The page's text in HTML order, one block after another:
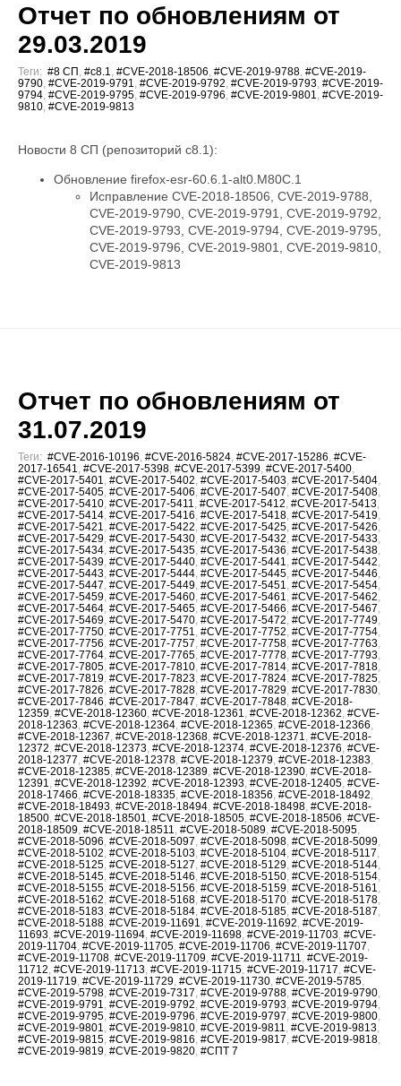
Отчет по обновлениям от
29.03.2019
Теги: #8 СП #c8.1 #CVE-2018-18506 #CVE-2019-9788 #CVE-2019-
9790 #CVE-2019-9791 #CVE-2019-9792 #CVE-2019-9793 #CVE-2019-
9794 #CVE-2019-9795 #CVE-2019-9796 #CVE-2019-9801
#CVE-2019-
9810 #CVE-2019-9813
Новости 8 СП (репозиторий c8.1):
Обновление firefox-esr-60.6.1-alt0.M80C.1
Исправление CVE-2018-18506, CVE-2019-9788,
CVE-2019-9790, CVE-2019-9791, CVE-2019-9792,
CVE-2019-9793, CVE-2019-9794, CVE-2019-9795,
CVE-2019-9796, CVE-2019-9801, CVE-2019-9810,
CVE-2019-9813
Отчет по обновлениям от
31.07.2019
Теги: #CVE-2016-10196, #CVE-2016-5824, #CVE-2017-15286, #CVE-
2017-16541, #CVE-2017-5398, #CVE-2017-5399, #CVE-2017-5400,
#CVE-2017-5401, #CVE-2017-5402, #CVE-2017-5403, #CVE-2017-5404,
#CVE-2017-5405, #CVE-2017-5406, #CVE-2017-5407, #CVE-2017-5408,
#CVE-2017-5410, #CVE-2017-5411, #CVE-2017-5412, #CVE-2017-5413,
#CVE-2017-5414, #CVE-2017-5416, #CVE-2017-5418, #CVE-2017-5419,
#CVE-2017-5421, #CVE-2017-5422, #CVE-2017-5425, #CVE-2017-5426,
#CVE-2017-5429, #CVE-2017-5430, #CVE-2017-5432, #CVE-2017-5433,
#CVE-2017-5434, #CVE-2017-5435, #CVE-2017-5436, #CVE-2017-5438,
#CVE-2017-5439, #CVE-2017-5440, #CVE-2017-5441, #CVE-2017-5442,
#CVE-2017-5443, #CVE-2017-5444, #CVE-2017-5445, #CVE-2017-5446,
#CVE-2017-5447, #CVE-2017-5449, #CVE-2017-5451, #CVE-2017-5454,
#CVE-2017-5459, #CVE-2017-5460, #CVE-2017-5461, #CVE-2017-5462,
#CVE-2017-5464, #CVE-2017-5465, #CVE-2017-5466, #CVE-2017-5467,
#CVE-2017-5469, #CVE-2017-5470, #CVE-2017-5472, #CVE-2017-7749,
#CVE-2017-7750, #CVE-2017-7751, #CVE-2017-7752, #CVE-2017-7754,
#CVE-2017-7756, #CVE-2017-7757, #CVE-2017-7758, #CVE-2017-7763,
#CVE-2017-7764, #CVE-2017-7765, #CVE-2017-7778, #CVE-2017-7793,
#CVE-2017-7805, #CVE-2017-7810, #CVE-2017-7814, #CVE-2017-7818,
#CVE-2017-7819, #CVE-2017-7823, #CVE-2017-7824, #CVE-2017-7825,
#CVE-2017-7826, #CVE-2017-7828, #CVE-2017-7829, #CVE-2017-7830,
#CVE-2017-7846, #CVE-2017-7847, #CVE-2017-7848, #CVE-2018-
12359, #CVE-2018-12360, #CVE-2018-12361, #CVE-2018-12362, #CVE-
2018-12363, #CVE-2018-12364, #CVE-2018-12365, #CVE-2018-12366,
#CVE-2018-12367, #CVE-2018-12368, #CVE-2018-12371, #CVE-2018-
12372, #CVE-2018-12373, #CVE-2018-12374, #CVE-2018-12376, #CVE-
2018-12377, #CVE-2018-12378, #CVE-2018-12379, #CVE-2018-12383,
#CVE-2018-12385, #CVE-2018-12389, #CVE-2018-12390, #CVE-2018-
12391, #CVE-2018-12392, #CVE-2018-12393, #CVE-2018-12405, #CVE-
2018-17466, #CVE-2018-18335, #CVE-2018-18356, #CVE-2018-18492,
#CVE-2018-18493, #CVE-2018-18494, #CVE-2018-18498, #CVE-2018-
18500, #CVE-2018-18501, #CVE-2018-18505, #CVE-2018-18506, #CVE-
2018-18509, #CVE-2018-18511, #CVE-2018-5089, #CVE-2018-5095,
#CVE-2018-5096, #CVE-2018-5097, #CVE-2018-5098, #CVE-2018-5099,
#CVE-2018-5102, #CVE-2018-5103, #CVE-2018-5104, #CVE-2018-5117,
#CVE-2018-5125, #CVE-2018-5127, #CVE-2018-5129, #CVE-2018-5144,
#CVE-2018-5145, #CVE-2018-5146, #CVE-2018-5150, #CVE-2018-5154,
#CVE-2018-5155, #CVE-2018-5156, #CVE-2018-5159, #CVE-2018-5161,
#CVE-2018-5162, #CVE-2018-5168, #CVE-2018-5170, #CVE-2018-5178,
#CVE-2018-5183, #CVE-2018-5184, #CVE-2018-5185, #CVE-2018-5187,
#CVE-2018-5188, #CVE-2019-11691, #CVE-2019-11692, #CVE-2019-
11693, #CVE-2019-11694, #CVE-2019-11698, #CVE-2019-11703, #CVE-
2019-11704, #CVE-2019-11705, #CVE-2019-11706, #CVE-2019-11707,
#CVE-2019-11708, #CVE-2019-11709, #CVE-2019-11711, #CVE-2019-
11712, #CVE-2019-11713, #CVE-2019-11715, #CVE-2019-11717, #CVE-
2019-11719, #CVE-2019-11729, #CVE-2019-11730, #CVE-2019-5785,
#CVE-2019-5798, #CVE-2019-7317, #CVE-2019-9788, #CVE-2019-9790,
#CVE-2019-9791, #CVE-2019-9792, #CVE-2019-9793, #CVE-2019-9794,
#CVE-2019-9795, #CVE-2019-9796, #CVE-2019-9797, #CVE-2019-9800,
#CVE-2019-9801, #CVE-2019-9810, #CVE-2019-9811, #CVE-2019-9813,
#CVE-2019-9815, #CVE-2019-9816, #CVE-2019-9817, #CVE-2019-9818,
#CVE-2019-9819, #CVE-2019-9820, #СПТ 7